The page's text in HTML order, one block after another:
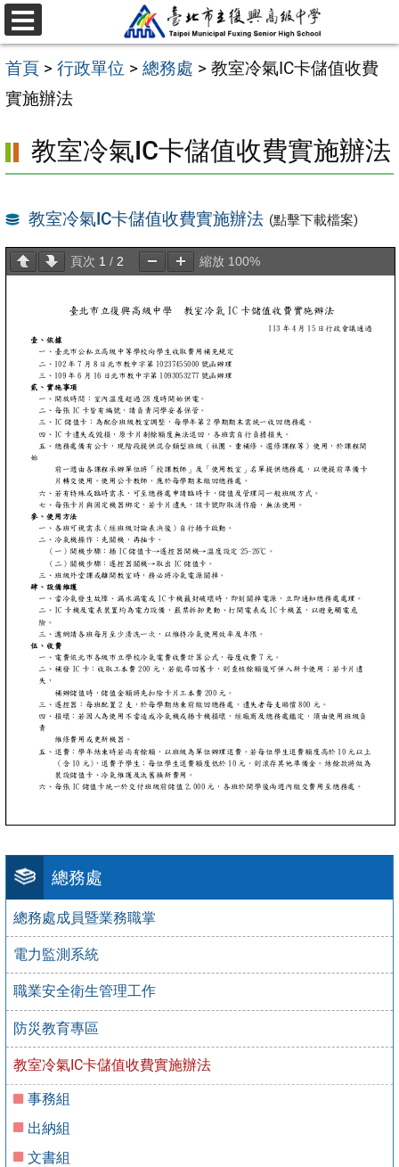
跳
至
主
要
容
選
單
首頁 > 行政單位 > 總務處 > 教室冷氣IC卡儲值收費
實施辦法
總務處
總務處成員暨業務職掌
電力監測系統
職業安全衛生管理工作
防災教育專區
教室冷氣IC卡儲值收費實施辦法
事務組
出納組
文書組
教室冷氣IC卡儲值收費實施辦法
教室冷氣IC卡儲值收費實施辦法 (點擊下載檔案)
頁次 1 / 2 縮放 100%